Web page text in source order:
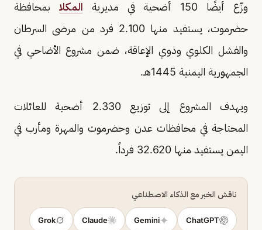
وزّع أيضًا 150 أضحية في مديرية المكلا بمحافظة
حضرموت، يستفيد منها 2.100 فرد من مرضى السرطان
والفشل الكلوي وذوي الإعاقة، ضمن مشروع الأضاحي في
الجمهورية اليمنية 1445هـ.
ويهدف المشروع إلى توزيع 2.330 أضحية للعائلات
المحتاجة في محافظات عدن وحضرموت والمهرة ومأرب في
اليمن يستفيد منها 32.620 فرداً.
ناقش الخبر مع الذكاء الاصطناعي
ChatGPT
Gemini
Claude
Grok